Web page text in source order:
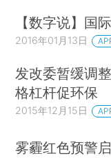
【数字说】国
2016年01月13日
发改委暂缓调
格杠杆促环保
2015年12月15日
雾霾红色预警